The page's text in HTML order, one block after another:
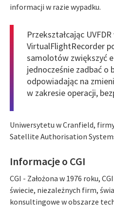
informacji w razie wypadku.
Przekształcając
VirtualFlightRecorder
samolotów zwiększyć
jednocześnie zadbać o
odpowiadając na
w zakresie operacji,
Uniwersytetu w Cranfield,
Satellite Authorisation
Informacje o CGI
CGI - Założona w 1976 roku,
świecie, niezależnych firm,
konsultingowe w obszarze